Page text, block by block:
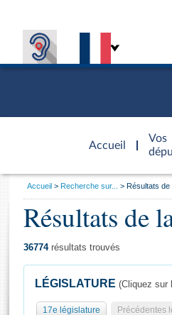
Accueil
d'accueil
Vos
Général
Vous
Accueil Recherche sur... Résultats
Résultats de
36774résultats trouvés
LÉGISLATURE (Cliquez sur
17e législature Précédentes